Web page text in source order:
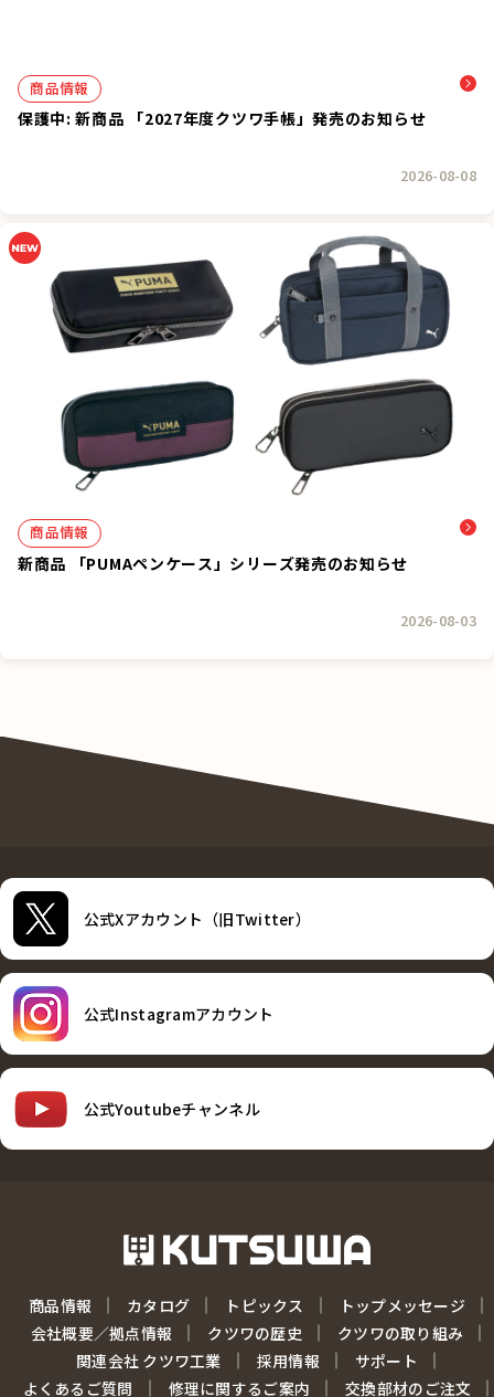
商品情報
保護中: 新商品 「2027年度クツワ手帳」発売のお知らせ
2026-08-08
商品情報
新商品 「PUMAペンケース」シリーズ発売のお知らせ
2026-08-03
公式Xアカウント（旧Twitter）
公式Instagramアカウント
公式Youtubeチャンネル
商品情報 カタログ トピックス
トップメッセージ
会社概要／拠点情報
クツワの歴史
クツワの取り組み
関連会社 クツワ工業
採用情報
サポート
よくあるご質問
修理に関するご案内 交換部材のご注文